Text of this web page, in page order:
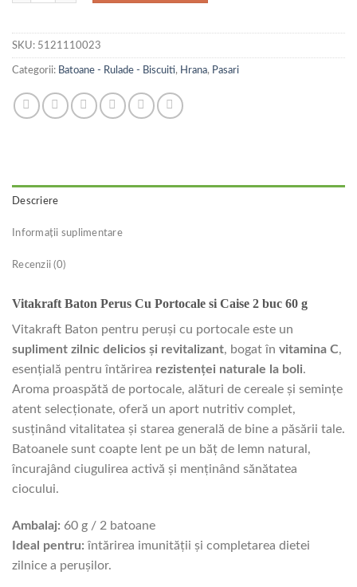
SKU: 5121110023
Categorii: Batoane - Rulade - Biscuiti, Hrana, Pasari
Descriere
Informații suplimentare
Recenzii (0)
Vitakraft Baton Perus Cu Portocale si Caise 2 buc 60 g
Vitakraft Baton pentru peruşi cu portocale este un
supliment zilnic delicios și revitalizant, bogat în vitamina C,
esențială pentru întărirea rezistenței naturale la boli.
Aroma proaspătă de portocale, alături de cereale și semințe
atent selecționate, oferă un aport nutritiv complet,
susținând vitalitatea și starea generală de bine a păsării tale.
Batoanele sunt coapte lent pe un băț de lemn natural,
încurajând ciugulirea activă și menținând sănătatea
ciocului.
Ambalaj: 60 g / 2 batoane
Ideal pentru: întărirea imunității și completarea dietei
zilnice a peruşilor.